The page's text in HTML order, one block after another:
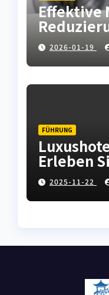
Effektive
2026-01-19
FÜHRUNG
Erleben
Komfort
2025-11-22